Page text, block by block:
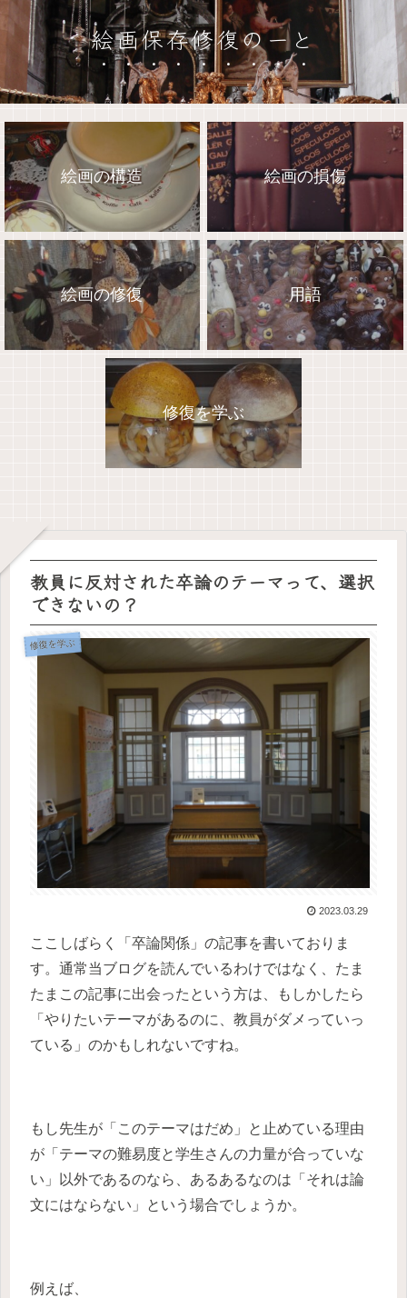
絵画保存修復のーと
絵画の構造 絵画の損傷
絵画の修復 用語
修復を学ぶ
教員に反対された卒論のテーマって、選択
できないの？
修復を学ぶ
2023.03.29
ここしばらく「卒論関係」の記事を書いておりま
す。通常当ブログを読んでいるわけではなく、たま
たまこの記事に出会ったという方は、もしかしたら
「やりたいテーマがあるのに、教員がダメっていっ
ている」のかもしれないですね。
もし先生が「このテーマはだめ」と止めている理由
が「テーマの難易度と学生さんの力量が合っていな
い」以外であるのなら、あるあるなのは「それは論
文にはならない」という場合でしょうか。
例えば、